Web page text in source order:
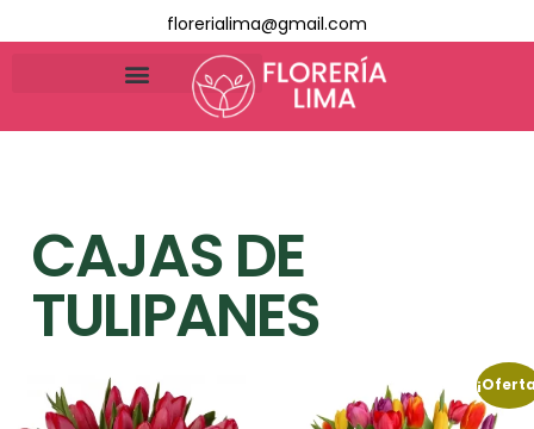
florerialima@gmail.com
CAJAS DE
TULIPANES